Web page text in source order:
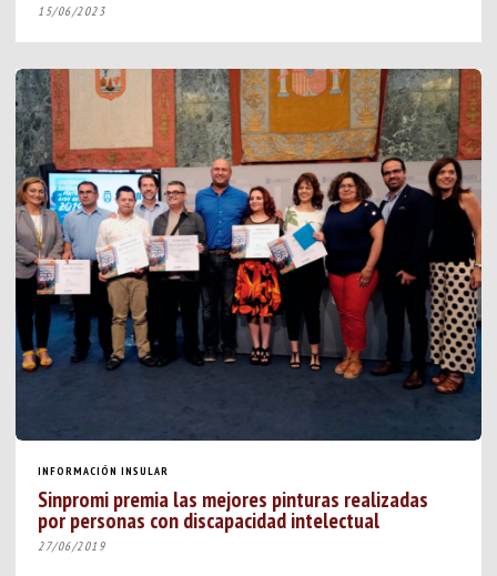
15/06/2023
INFORMACIÓN INSULAR
Sinpromi premia las mejores pinturas realizadas
por personas con discapacidad intelectual
27/06/2019